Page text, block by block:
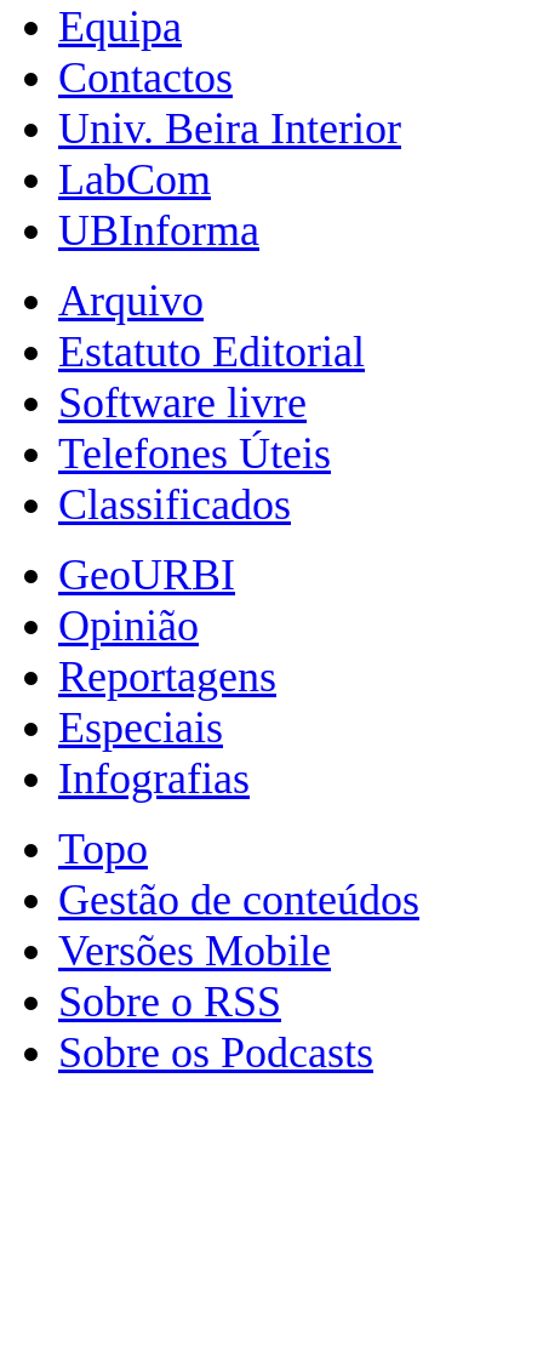
Equipa
Contactos
Univ. Beira Interior
LabCom
UBInforma
Arquivo
Estatuto Editorial
Software livre
Telefones Úteis
Classificados
GeoURBI
Opinião
Reportagens
Especiais
Infografias
Topo
Gestão de conteúdos
Versões Mobile
Sobre o RSS
Sobre os Podcasts